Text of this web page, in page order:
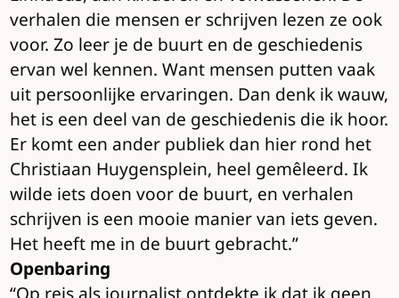
verhalen die mensen er schrijven lezen ze ook
voor. Zo leer je de buurt en de geschiedenis
ervan wel kennen. Want mensen putten vaak
uit persoonlijke ervaringen. Dan denk ik wauw,
het is een deel van de geschiedenis die ik hoor.
Er komt een ander publiek dan hier rond het
Christiaan Huygensplein, heel gemêleerd. Ik
wilde iets doen voor de buurt, en verhalen
schrijven is een mooie manier van iets geven.
Het heeft me in de buurt gebracht.”
Openbaring